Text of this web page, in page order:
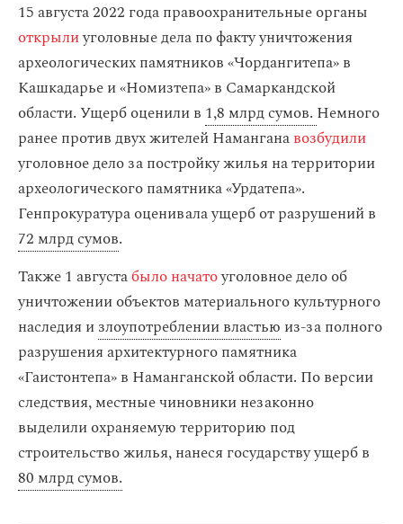
15 августа 2022 года правоохранительные органы
открылиуголовные дела по факту уничтожения
археологических памятников «Чордангитепа» в
Кашкадарье и «Номизтепа» в Самаркандской
области. Ущерб оценили в 1,8 млрд сумов. Немного
ранее против двух жителей Наманганавозбудили
уголовное дело за постройку жилья на территории
археологического памятника «Урдатепа».
Генпрокуратура оценивала ущерб от разрушений в
72 млрд сумов.
Также 1 августабыло начатоуголовное дело об
уничтожении объектов материального культурного
наследия излоупотреблении властью из-за полного
разрушения архитектурного памятника
«Гаистонтепа» в Наманганской области. По версии
следствия, местные чиновники незаконно
выделили охраняемую территорию под
строительство жилья, нанеся государству ущерб в
80 млрд сумов.